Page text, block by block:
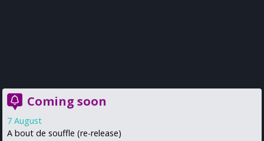
Coming soon
7 August
A bout de souffle (re-release)